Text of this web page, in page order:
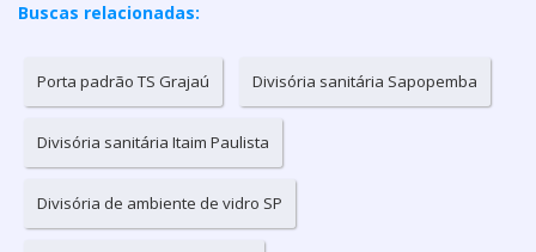
Buscas relacionadas:
Porta padrão TS Grajaú Divisória sanitária Sapopemba
Divisória sanitária Itaim Paulista
Divisória de ambiente de vidro SP